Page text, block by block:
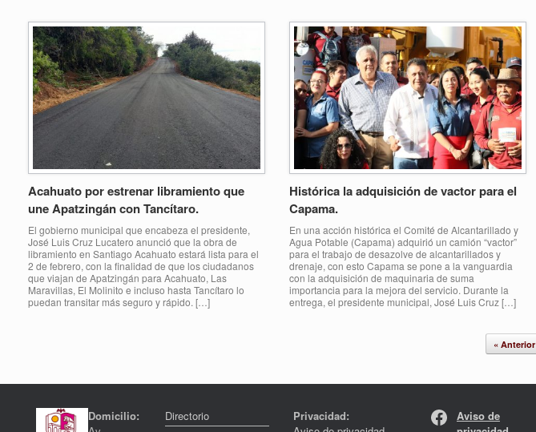
Acahuato por estrenar libramiento que
une Apatzingán con Tancítaro.
El gobierno municipal que encabeza el presidente,
José Luis Cruz Lucatero anunció que la obra de
libramiento en Santiago Acahuato estará lista para el
2 de febrero, con la finalidad de que los ciudadanos
que viajan de Apatzingán para Acahuato, Las
Maravillas, El Molinito e incluso hasta Tancítaro lo
puedan transitar más seguro y rápido. […]
Histórica la adquisición de vactor para el
Capama.
En una acción histórica el Comité de Alcantarillado y
Agua Potable (Capama) adquirió un camión “vactor”
para el trabajo de desazolve de alcantarillados y
drenaje, con esto Capama se pone a la vanguardia
con la adquisición de maquinaria de suma
importancia para la mejora del servicio. Durante la
entrega, el presidente municipal, José Luis Cruz […]
« Anterior
Domicilio:
Directorio
Privacidad:
Facebook
Aviso de